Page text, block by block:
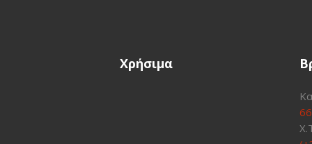
Χρήσιμα